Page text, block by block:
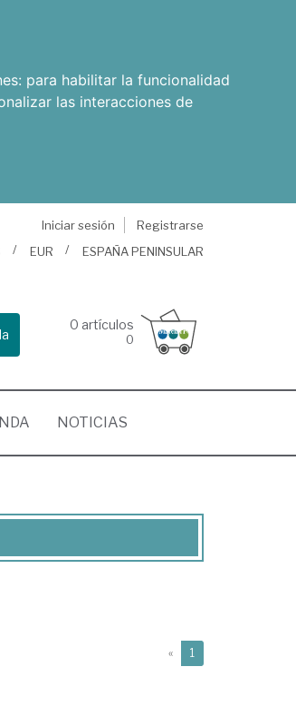
para habilitar la funcionalidad
las interacciones de
Iniciar sesión
Registrarse
EUR ESPAÑA PENINSULAR
0 artículos
0
NOTICIAS
« 1